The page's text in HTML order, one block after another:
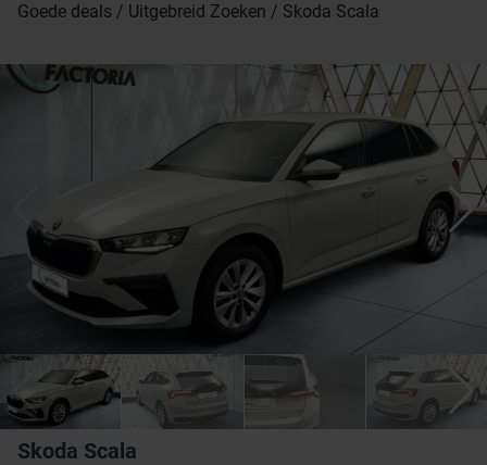
Goede deals Uitgebreid Zoeken Skoda Scala
Skoda Scala